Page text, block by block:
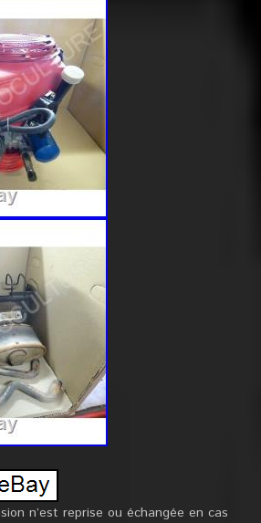
n’est reprise ou échangée en cas